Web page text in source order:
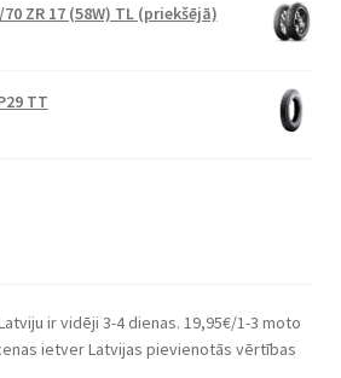
ZR 17 (58W) TL (priekšējā)
TT
ir vidēji 3-4 dienas. 19,95€/1-3 moto
ietver Latvijas pievienotās vērtības